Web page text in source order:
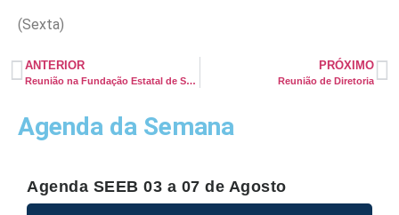
(Sexta)
ANTERIOR
Reunião na Fundação Estatal de Saúde da Família para tratar assuntos relativos a categoria
PRÓXIMO
Reunião de Diretoria
Agenda da Semana
Agenda SEEB 03 a 07 de Agosto